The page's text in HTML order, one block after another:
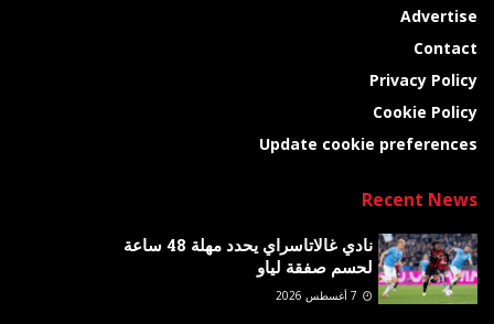
Advertise
Contact
Privacy Policy
Cookie Policy
Update cookie preferences
Recent News
نادي غالاتاسراي يحدد مهلة 48 ساعة
لحسم صفقة لياو